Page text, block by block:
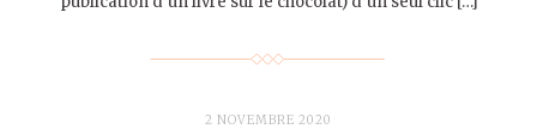
2 NOVEMBRE 2020